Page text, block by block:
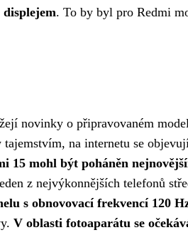
. To by byl pro Redmi
novinky o připravovaném
na internetu se
15 mohl být poháněn
z nejvýkonnějších telefonů
s obnovovací frekvencí 120
V oblasti fotoaparátu se